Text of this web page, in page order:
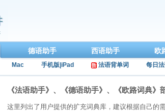
德语助手 西语助手 欧
Mac 手机版|iPad 法语背单词 每日
《法语助手》、《德语助手》、《欧路词典》
这里列出了用户提供的扩充词典库，建议根据自己的